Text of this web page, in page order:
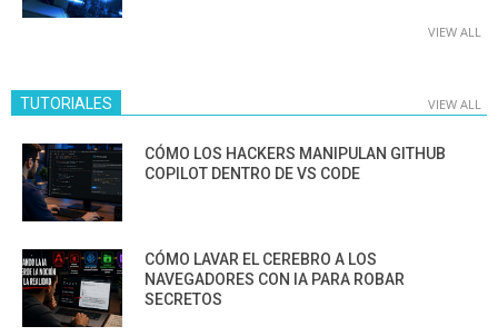
VIEW ALL
TUTORIALES VIEW ALL
CÓMO LOS HACKERS MANIPULAN GITHUB
COPILOT DENTRO DE VS CODE
CÓMO LAVAR EL CEREBRO A LOS
NAVEGADORES CON IA PARA ROBAR
SECRETOS